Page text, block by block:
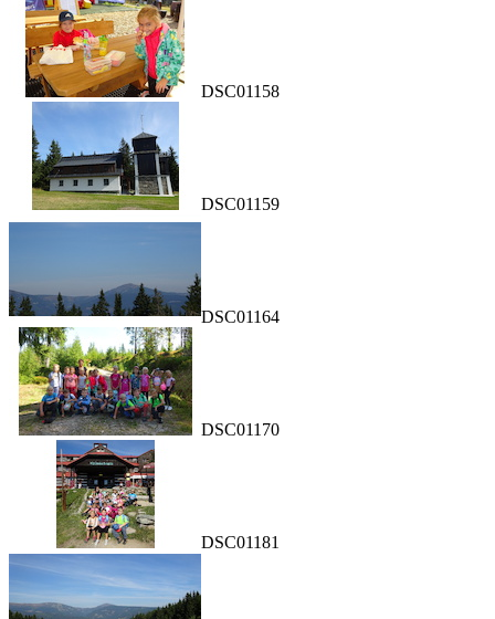
DSC01158
DSC01159
DSC01164
DSC01170
DSC01181